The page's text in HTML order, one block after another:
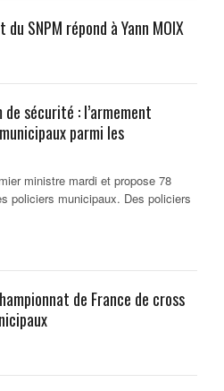
du SNPM répond à Yann MOIX
sécurité : l’armement
parmi les
ministre mardi et propose 78
policiers municipaux. Des policiers
de France de cross